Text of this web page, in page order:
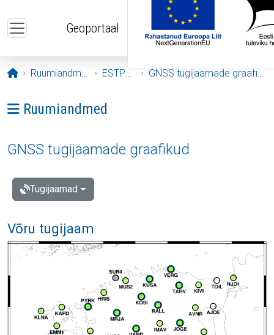
Geoportaal
Avaleht
Ruumiandmed ESTPOS GNSS tugijaamade graafikud
Ava menüü: Ruumiandmed
Ruumiandmed
GNSS tugijaamade graafikud
Tugijaamad
Võru tugijaam